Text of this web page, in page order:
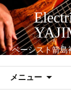
コ
ン
テ
ン
ツ
へ
ベーシスト箭島
メニュー